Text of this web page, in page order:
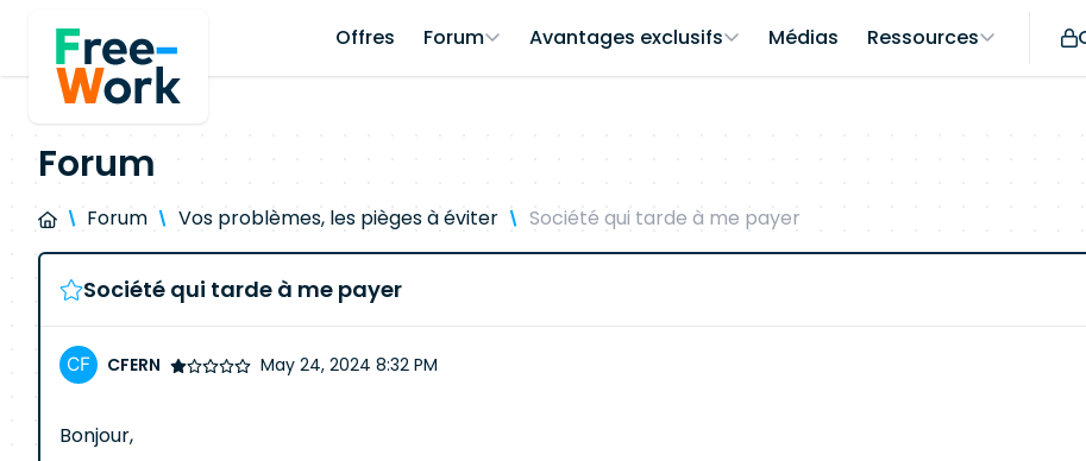
Offres Forum Avantages exclusifs Médias Ressources
Forum
Forum Vos problèmes, les pièges à éviter Société qui tarde à me payer
Société qui tarde à me payer
CFERN May 24, 2024 8:32 PM
Bonjour,